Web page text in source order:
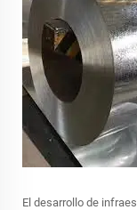
El desarrollo de